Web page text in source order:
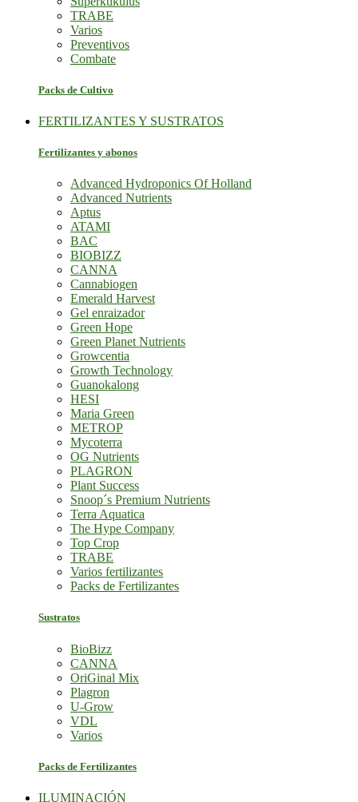
TRABE
Varios
Preventivos
Combate
Packs de Cultivo
FERTILIZANTES Y SUSTRATOS
Fertilizantes y abonos
Advanced Hydroponics Of Holland
Advanced Nutrients
Aptus
ATAMI
BAC
BIOBIZZ
CANNA
Cannabiogen
Emerald Harvest
Gel enraizador
Green Hope
Green Planet Nutrients
Growcentia
Growth Technology
Guanokalong
HESI
Maria Green
METROP
Mycoterra
OG Nutrients
PLAGRON
Plant Success
Snoop´s Premium Nutrients
Terra Aquatica
The Hype Company
Top Crop
TRABE
Varios fertilizantes
Packs de Fertilizantes
Sustratos
BioBizz
CANNA
OriGinal Mix
Plagron
U-Grow
VDL
Varios
Packs de Fertilizantes
ILUMINACIÓN